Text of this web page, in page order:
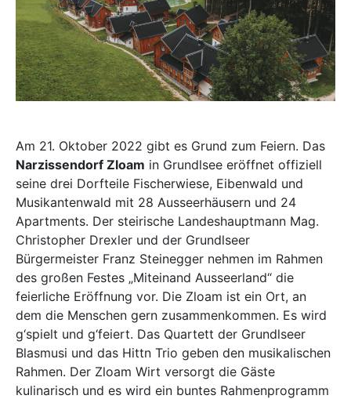
Am 21. Oktober 2022 gibt es Grund zum Feiern. Das
Narzissendorf Zloam in Grundlsee eröffnet offiziell
seine drei Dorfteile Fischerwiese, Eibenwald und
Musikantenwald mit 28 Ausseerhäusern und 24
Apartments. Der steirische Landeshauptmann Mag.
Christopher Drexler und der Grundlseer
Bürgermeister Franz Steinegger nehmen im Rahmen
des großen Festes „Miteinand Ausseerland“ die
feierliche Eröffnung vor. Die Zloam ist ein Ort, an
dem die Menschen gern zusammenkommen. Es wird
g‘spielt und g‘feiert. Das Quartett der Grundlseer
Blasmusi und das Hittn Trio geben den musikalischen
Rahmen. Der Zloam Wirt versorgt die Gäste
kulinarisch und es wird ein buntes Rahmenprogramm